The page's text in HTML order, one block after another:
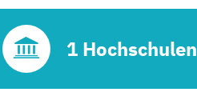
1 Hochschulen